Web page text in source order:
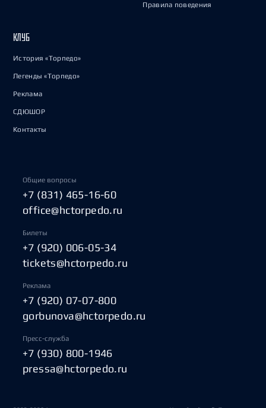
Правила поведения
КЛУБ
История «Торпедо»
Легенды «Торпедо»
Реклама
СДЮШОР
Контакты
Общие вопросы
+7 (831) 465-16-60
office@hctorpedo.ru
Билеты
+7 (920) 006-05-34
tickets@hctorpedo.ru
Реклама
+7 (920) 07-07-800
gorbunova@hctorpedo.ru
Пресс-служба
+7 (930) 800-1946
pressa@hctorpedo.ru